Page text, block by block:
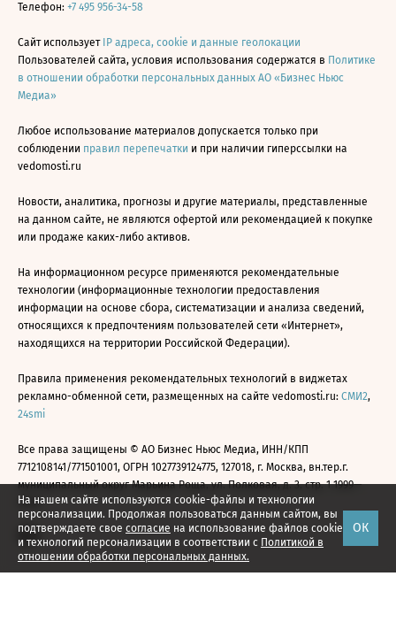
На нашем сайте используются cookie-файлы и технологии
персонализации. Продолжая пользоваться данным сайтом, вы
подтверждаете свое согласие на использование файлов cookie
и технологий персонализации в соответствии с Политикой в
отношении обработки персональных данных.
ОК
Телефон: +7 495 956-34-58
Сайт использует IP адреса, cookie и данные геолокации
Пользователей сайта, условия использования содержатся в Политике
в отношении обработки персональных данных АО «Бизнес Ньюс
Медиа»
Любое использование материалов допускается только при
соблюдении правил перепечатки и при наличии гиперссылки на
vedomosti.ru
Новости, аналитика, прогнозы и другие материалы, представленные
на данном сайте, не являются офертой или рекомендацией к покупке
или продаже каких-либо активов.
На информационном ресурсе применяются рекомендательные
технологии (информационные технологии предоставления
информации на основе сбора, систематизации и анализа сведений,
относящихся к предпочтениям пользователей сети «Интернет»,
находящихся на территории Российской Федерации).
Правила применения рекомендательных технологий в виджетах
рекламно-обменной сети, размещенных на сайте vedomosti.ru: СМИ2,
24smi
Все права защищены © АО Бизнес Ньюс Медиа, ИНН/КПП
7712108141/771501001, ОГРН 1027739124775, 127018, г. Москва, вн.тер.г.
муниципальный округ Марьина Роща, ул. Полковая, д. 3, стр. 1 1999—
2026